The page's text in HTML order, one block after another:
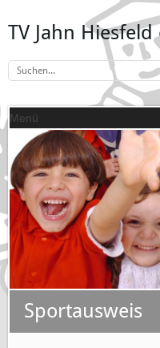
TV Jahn Hiesfeld
Menü
Sportausweis